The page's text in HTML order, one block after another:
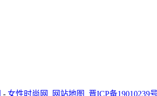
- 女性时尚网 网站地图 晋ICP备19010239